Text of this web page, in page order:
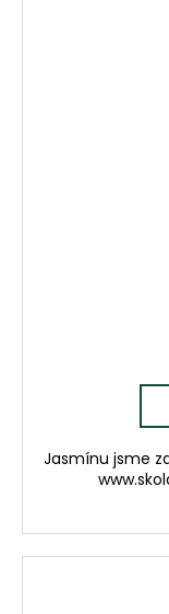
Jasmínu jsme